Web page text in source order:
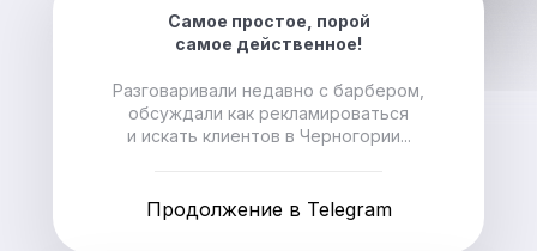
Самое простое, порой
самое действенное!
Разговаривали недавно с барбером,
обсуждали как рекламироваться
и искать клиентов в Черногории...
Продолжение в Telegram